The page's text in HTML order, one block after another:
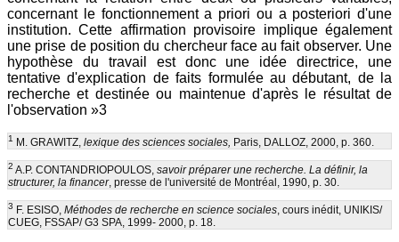
concernant le fonctionnement a priori ou a posteriori d'une
institution. Cette affirmation provisoire implique également
une prise de position du chercheur face au fait observer. Une
hypothèse du travail est donc une idée directrice, une
tentative d'explication de faits formulée au débutant, de la
recherche et destinée ou maintenue d'après le résultat de
l'observation »3
1 M. GRAWITZ, lexique des sciences sociales, Paris, DALLOZ, 2000, p. 360.
2 A.P. CONTANDRIOPOULOS, savoir préparer une recherche. La définir, la
structurer, la financer, presse de l'université de Montréal, 1990, p. 30.
3 F. ESISO, Méthodes de recherche en science sociales, cours inédit, UNIKIS/
CUEG, FSSAP/ G3 SPA, 1999- 2000, p. 18.